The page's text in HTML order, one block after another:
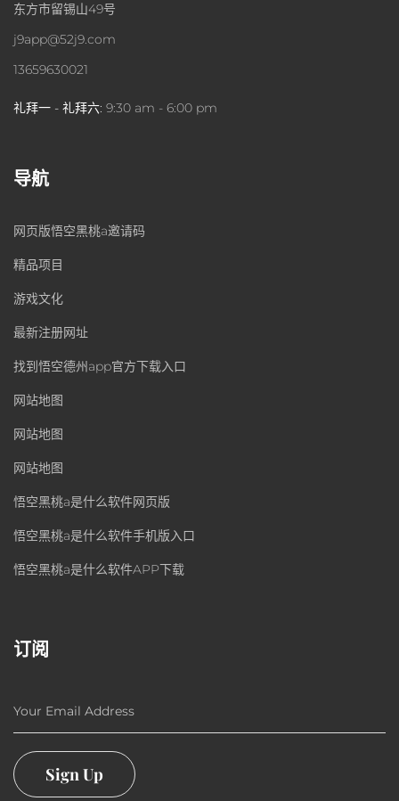
东方市留锡山49号
j9app@52j9.com
13659630021
礼拜一 - 礼拜六: 9:30 am - 6:00 pm
导航
网页版悟空黑桃a邀请码
精品项目
游戏文化
最新注册网址
找到悟空德州app官方下载入口
网站地图
网站地图
网站地图
悟空黑桃a是什么软件网页版
悟空黑桃a是什么软件手机版入口
悟空黑桃a是什么软件APP下载
订阅
Your Email Address
Sign Up